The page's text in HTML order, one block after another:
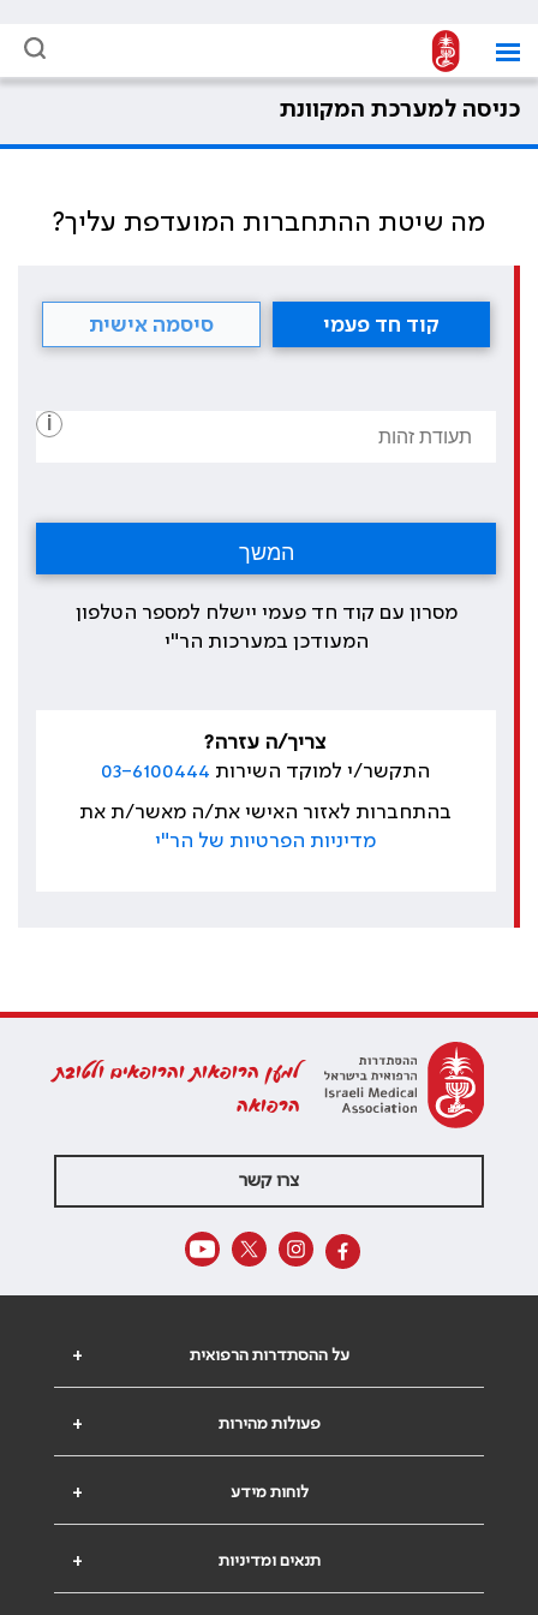
כניסה למערכת המקוונת
מה שיטת ההתחברות המועדפת עליך?
קוד חד פעמי סיסמה אישית
i
מסרון עם קוד חד פעמי יישלח למספר הטלפון
המעודכן במערכות הר"י
צריך/ה עזרה?
התקשר/י למוקד השירות 03-6100444
בהתחברות לאזור האישי את/ה מאשר/ת את
מדיניות הפרטיות של הר"י
למען הרופאות והרופאים ולטובת
הרפואה
צרו קשר
+ על ההסתדרות הרפואית
+ פעולות מהירות
+ לוחות מידע
+ תנאים ומדיניות